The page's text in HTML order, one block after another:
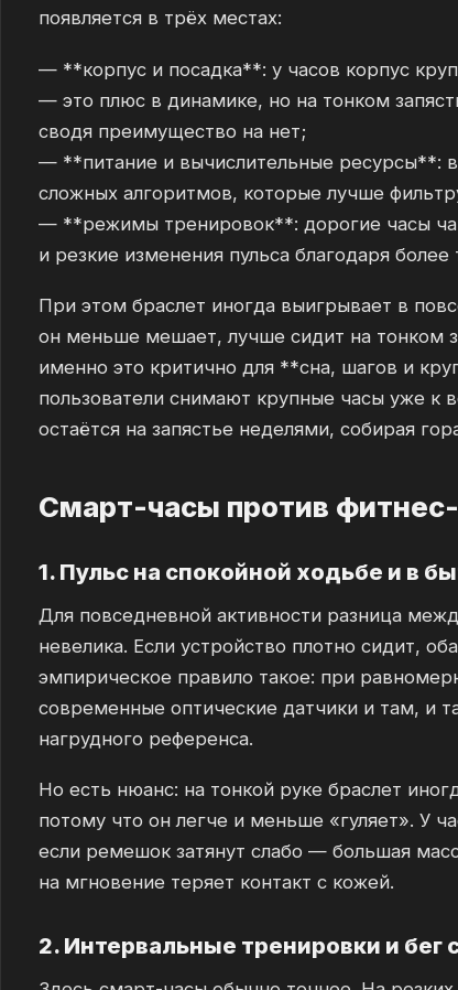
появляется в трёх местах:
— **корпус и посадка**: у часов корпус
— это плюс в динамике, но на тонком
сводя преимущество на нет;
— **питание и вычислительные ресурсы**:
сложных алгоритмов, которые лучше
— **режимы тренировок**: дорогие часы
и резкие изменения пульса благодаря более
При этом браслет иногда выигрывает в
он меньше мешает, лучше сидит на тонком
именно это критично для **сна, шагов и
пользователи снимают крупные часы уже к
остаётся на запястье неделями, собирая
Смарт-часы против
1. Пульс на спокойной ходьбе и в
Для повседневной активности разница
невелика. Если устройство плотно сидит,
эмпирическое правило такое: при
современные оптические датчики и там, и
нагрудного референса.
Но есть нюанс: на тонкой руке браслет
потому что он легче и меньше «гуляет». У
если ремешок затянут слабо — большая
на мгновение теряет контакт с кожей.
2. Интервальные тренировки и бег